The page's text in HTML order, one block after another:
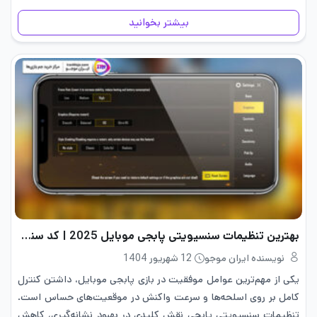
این…
بیشتر بخوانید
بهترین تنظیمات سنسیویتی پابجی موبایل 2025 | کد سنس
نویسنده ایران موجو
12 شهریور 1404
یکی از مهم‌ترین عوامل موفقیت در بازی پابجی موبایل، داشتن کنترل
کامل بر روی اسلحه‌ها و سرعت واکنش در موقعیت‌های حساس است.